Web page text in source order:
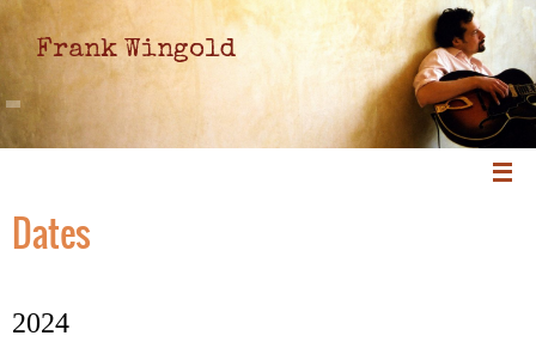
Frank Wingold
Dates
2024